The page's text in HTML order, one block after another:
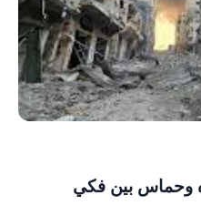
وحماس بين فكي